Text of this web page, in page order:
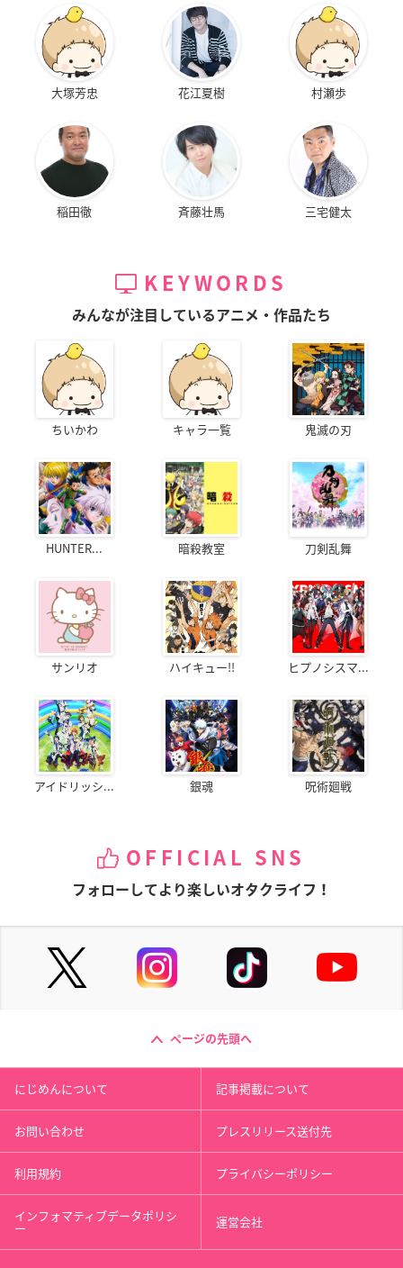
大塚芳忠 花江夏樹 村瀬歩
稲田徹 斉藤壮馬 三宅健太
KEYWORDS
みんなが注目しているアニメ・作品たち
ちいかわ キャラ一覧 鬼滅の刃
HUNTER... 暗殺教室 刀剣乱舞
サンリオ ハイキュー!! ヒプノシスマ...
アイドリッシ... 銀魂 呪術廻戦
OFFICIAL SNS
フォローしてより楽しいオタクライフ！
ページの先頭へ
にじめんについて 記事掲載について
お問い合わせ プレスリリース送付先
利用規約 プライバシーポリシー
インフォマティブデータポリシ
ー 運営会社